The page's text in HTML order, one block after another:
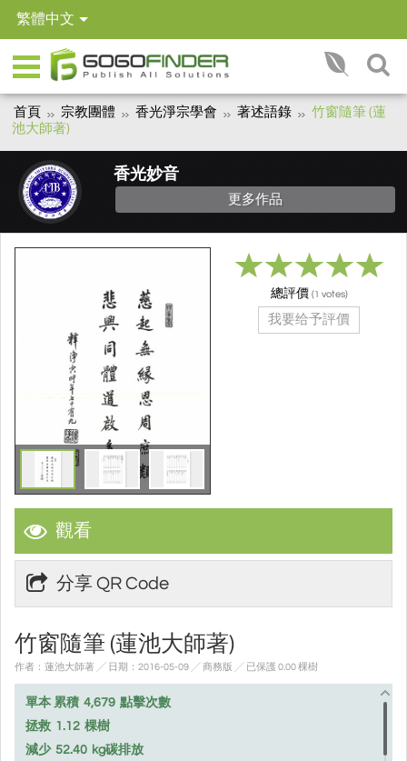
繁體中文
首頁 宗教團體 香光淨宗學會 著述語錄
竹窗隨筆 (蓮
池大師著)
香光妙音
更多作品
觀看
分享 QR Code
竹窗隨筆 (蓮池大師著)
作者：蓮池大師著 ╱ 日期：2016-05-09 ╱ 商務版 ╱ 已保護 0.00 棵樹
單本 累積 4,679 點擊次數
拯救 1.12 棵樹
減少 52.40 kg碳排放
總評價 (1 votes)
我要给予評價